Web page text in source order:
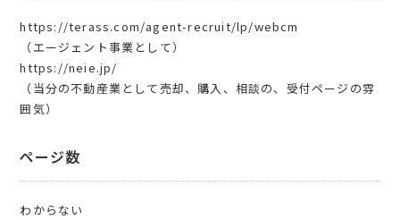
https://terass.com/agent-recruit/lp/webcm
（エージェント事業として）
https://neie.jp/
（当分の不動産業として売却、購入、相談の、受付ページの雰
囲気）
ページ数
わからない